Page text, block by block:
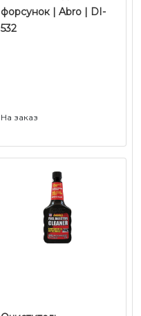
форсунок | Abro | DI-
532
На заказ